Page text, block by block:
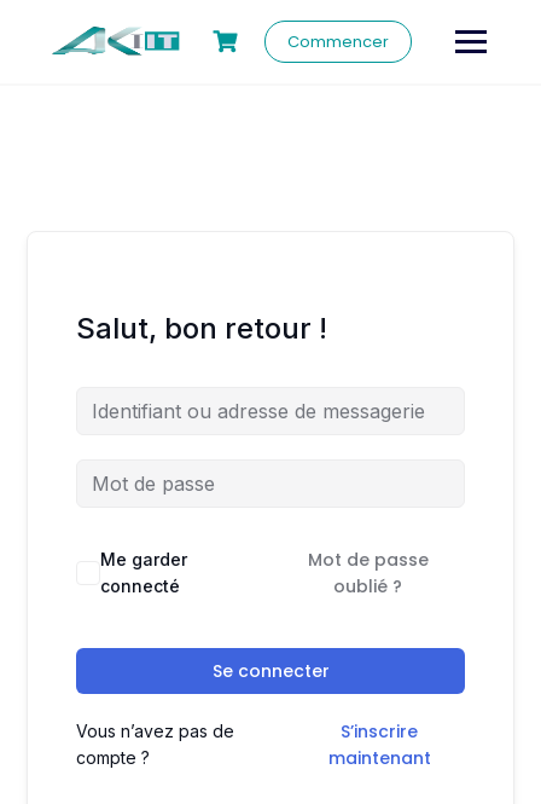
Commencer
Salut, bon retour !
Me garder
connecté
Mot de passe
oublié ?
Se connecter
Vous n’avez pas de
compte ?
S’inscrire
maintenant